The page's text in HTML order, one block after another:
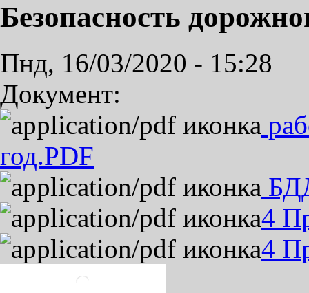
Безопасность
Пнд, 16/03/2020 - 15:28
Документ:
год.PDF
4
4